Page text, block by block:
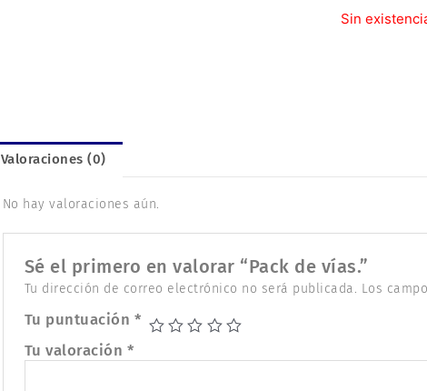
Sin
Valoraciones (0)
No hay valoraciones aún.
Sé el primero en valorar “Pack de vías.”
Tu dirección de correo electrónico no será publicada. Los
Tu puntuación *
Tu valoración *